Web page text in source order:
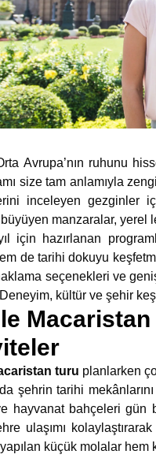
Avrupa’nın ruhunu
size tam anlamıyla
inceleyen gezginler
büyüyen manzaralar,
için hazırlanan
de tarihi dokuyu
seçenekleri ve
kültür ve şehir
turu planlarken
şehrin tarihi
hayvanat bahçeleri gün
ulaşımı
küçük molalar hem